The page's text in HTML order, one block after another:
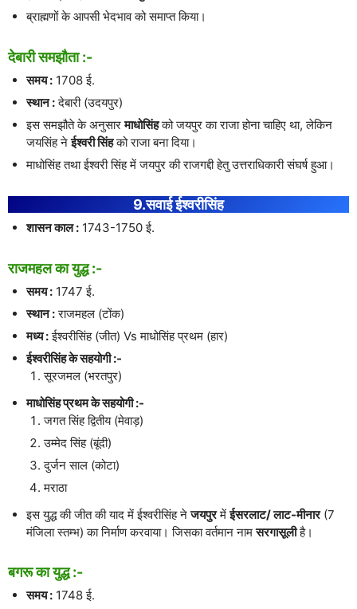
ब्राह्मणों के आपसी भेदभाव को समाप्त किया।
देबारी समझौता :-
समय :1708 ई.
स्थान :देबारी (उदयपुर)
इस समझौते के अनुसारमाधोसिंहको जयपुर का राजा होना चाहिए था, लेकिन
जयसिंह नेईश्वरी सिंहको राजा बना दिया।
माधोसिंह तथा ईश्वरी सिंह में जयपुर की राजगद्दी हेतु उत्तराधिकारी संघर्ष हुआ।
9.सवाई ईश्वरीसिंह
शासन काल :1743-1750 ई.
राजमहल का युद्ध :-
समय :1747 ई.
स्थान :राजमहल (टोंक)
मध्य :ईश्वरीसिंह (जीत) Vs माधोसिंह प्रथम (हार)
ईश्वरीसिंह के सहयोगी :-
सूरजमल (भरतपुर)
माधोसिंह प्रथम के सहयोगी :-
जगत सिंह द्वितीय (मेवाड़)
उम्मेद सिंह (बूंदी)
दुर्जन साल (कोटा)
मराठा
इस युद्ध की जीत की याद में ईश्वरीसिंह नेजयपुरमेंईसरलाट/ लाट-मीनार(7
मंजिला स्तम्भ) का निर्माण करवाया। जिसका वर्तमान नामसरगासूलीहै।
बगरू का युद्ध :-
समय :1748 ई.